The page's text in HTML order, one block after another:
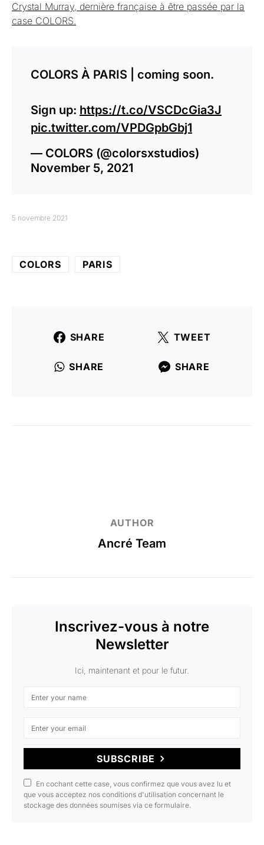
Crystal Murray, dernière française à être passée par la
case COLORS.
COLORS À PARIS | coming soon.⁠
Sign up: https://t.co/VSCDcGia3J
pic.twitter.com/VPDGpbGbj1
— COLORS (@colorsxstudios)
November 5, 2021
5 novembre 2021
COLORS PARIS
SHARE TWEET
SHARE SHARE
AUTHOR
Ancré Team
Inscrivez-vous à notre
Newsletter
Ici, maintenant et pour le futur.
SUBSCRIBE
En cochant cette case, vous confirmez que vous avez lu et
que vous acceptez nos conditions d'utilisation concernant le
stockage des données soumises via ce formulaire.